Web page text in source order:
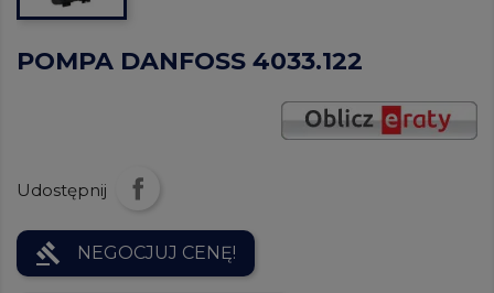
POMPA DANFOSS 4033.122
Udostępnij
gavel NEGOCJUJ CENĘ!